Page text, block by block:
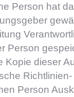
Person hat
Person
Kopie dieser
Person